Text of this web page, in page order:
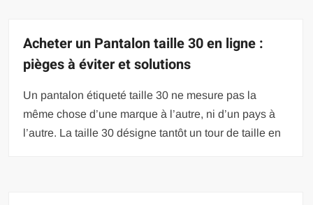
Acheter un Pantalon taille 30 en ligne :
pièges à éviter et solutions
Un pantalon étiqueté taille 30 ne mesure pas la
même chose d’une marque à l’autre, ni d’un pays à
l’autre. La taille 30 désigne tantôt un tour de taille en